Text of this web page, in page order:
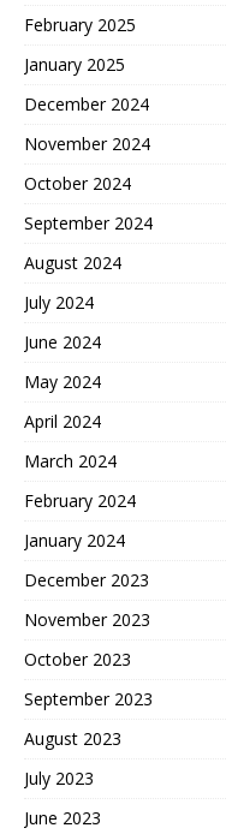
February 2025
January 2025
December 2024
November 2024
October 2024
September 2024
August 2024
July 2024
June 2024
May 2024
April 2024
March 2024
February 2024
January 2024
December 2023
November 2023
October 2023
September 2023
August 2023
July 2023
June 2023